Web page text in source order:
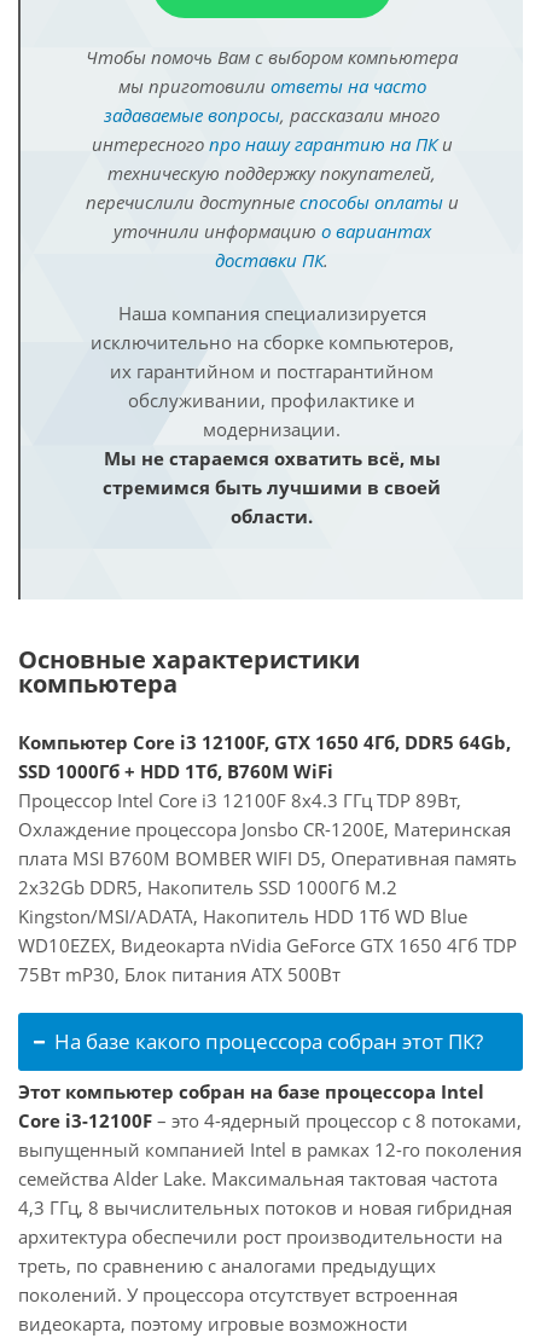
Чтобы помочь Вам с выбором компьютера
мы приготовили ответы на часто
задаваемые вопросы, рассказали много
интересного про нашу гарантию на ПКи
техническую поддержку покупателей,
перечислили доступные способы оплатыи
уточнили информацию о вариантах
доставки ПК.
Наша компания специализируется
исключительно на сборке компьютеров,
их гарантийном и постгарантийном
обслуживании, профилактике и
модернизации.
Мы не стараемся охватить всё, мы
стремимся быть лучшими в своей
области.
Основные характеристики
компьютера
Компьютер Core i3 12100F, GTX 1650 4Гб, DDR5 64Gb,
SSD 1000Гб + HDD 1Тб, B760M WiFi
Процессор Intel Core i3 12100F 8x4.3 ГГц TDP 89Вт,
Охлаждение процессора Jonsbo CR-1200E, Материнская
плата MSI B760M BOMBER WIFI D5, Оперативная память
2x32Gb DDR5, Накопитель SSD 1000Гб M.2
Kingston/MSI/ADATA, Накопитель HDD 1Тб WD Blue
WD10EZEX, Видеокарта nVidia GeForce GTX 1650 4Гб TDP
75Вт mP30, Блок питания ATX 500Вт
На базе какого процессора собран этот ПК?
Этот компьютер собран на базе процессора Intel
Core i3-12100F – это 4-ядерный процессор с 8 потоками,
выпущенный компанией Intel в рамках 12-го поколения
семейства Alder Lake. Максимальная тактовая частота
4,3 ГГц, 8 вычислительных потоков и новая гибридная
архитектура обеспечили рост производительности на
треть, по сравнению с аналогами предыдущих
поколений. У процессора отсутствует встроенная
видеокарта, поэтому игровые возможности